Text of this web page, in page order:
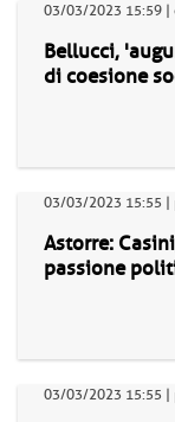
03/03/2023 15:59 |
Bellucci,
di coesione
03/03/2023 15:55 |
Astorre:
passione
03/03/2023 15:55 |